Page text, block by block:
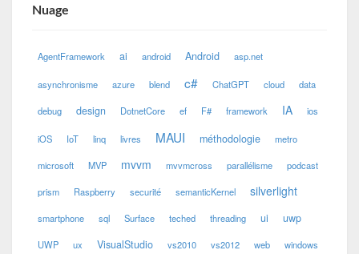
Nuage
AgentFramework ai android Android asp.net
asynchronisme azure blend c# ChatGPT cloud data
debug design DotnetCore ef F# framework IA ios
iOS IoT linq livres MAUI méthodologie metro
microsoft MVP mvvm mvvmcross parallélisme podcast
prism Raspberry securité semanticKernel silverlight
smartphone sql Surface teched threading ui uwp
UWP ux VisualStudio vs2010 vs2012 web windows